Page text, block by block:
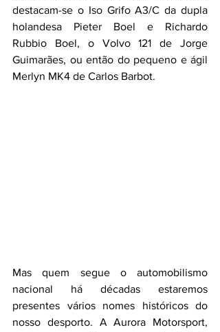
destacam-se o Iso Grifo A3/C da dupla
holandesa Pieter Boel e Richardo
Rubbio Boel, o Volvo 121 de Jorge
Guimarães, ou então do pequeno e ágil
Merlyn MK4 de Carlos Barbot.
Mas quem segue o automobilismo
nacional há décadas estaremos
presentes vários nomes históricos do
nosso desporto. A Aurora Motorsport,